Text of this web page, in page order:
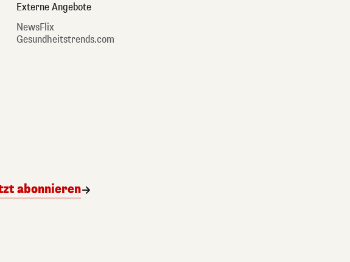
Externe Angebote
NewsFlix
Gesundheitstrends.com
abonnieren